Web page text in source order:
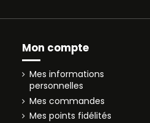
Mon compte
Mes informations
personnelles
Mes commandes
Mes points fidélités